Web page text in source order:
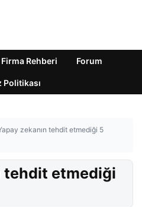
Firma Rehberi Forum
Politikası
zekanın tehdit etmediği 5
tehdit etmediği